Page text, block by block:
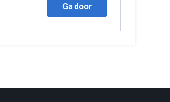
Ga door